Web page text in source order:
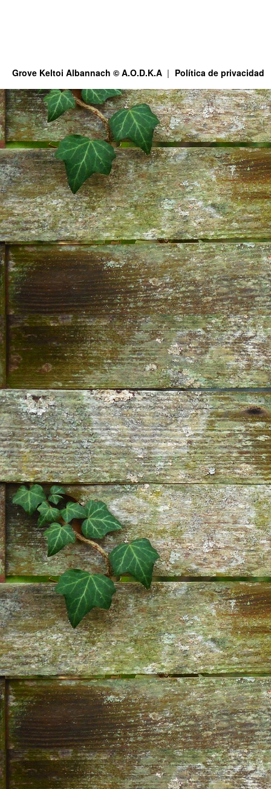
Grove Keltoi Albannach © A.O.D.K.A Política de privacidad
This site is